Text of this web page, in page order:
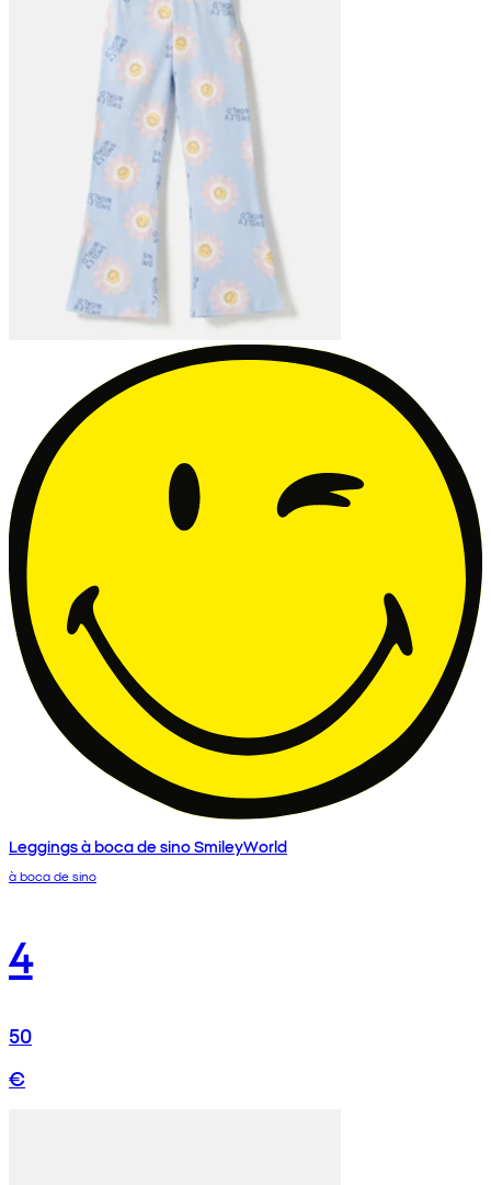
Leggings à boca de sino SmileyWorld
à boca de sino
4
50
€